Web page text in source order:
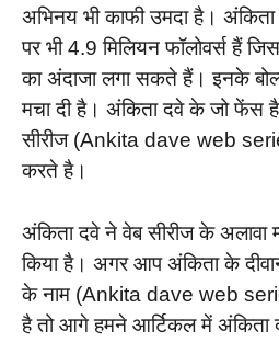
अभिनय भी काफी उमदा है।
पर भी 4.9 मिलियन फॉलोवर्स हैं
का अंदाजा लगा सकते हैं। इनके
मचा दी है। अंकिता दवे के जो फेंस
सीरीज (Ankita dave web
करते है।
अंकिता दवे ने वेब सीरीज के अलावा
किया है। अगर आप अंकिता के
के नाम (Ankita dave web
है तो आगे हमने आर्टिकल में अंकिता